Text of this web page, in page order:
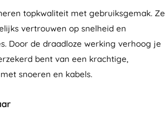
topkwaliteit met gebruiksgemak. Ze
vertrouwen op snelheid en
Door de draadloze werking verhoog je
bent van een krachtige,
snoeren en kabels.